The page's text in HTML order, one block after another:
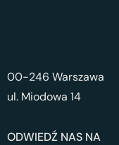
00-246 Warszawa
ul. Miodowa 14
ODWIEDŹ NAS NA